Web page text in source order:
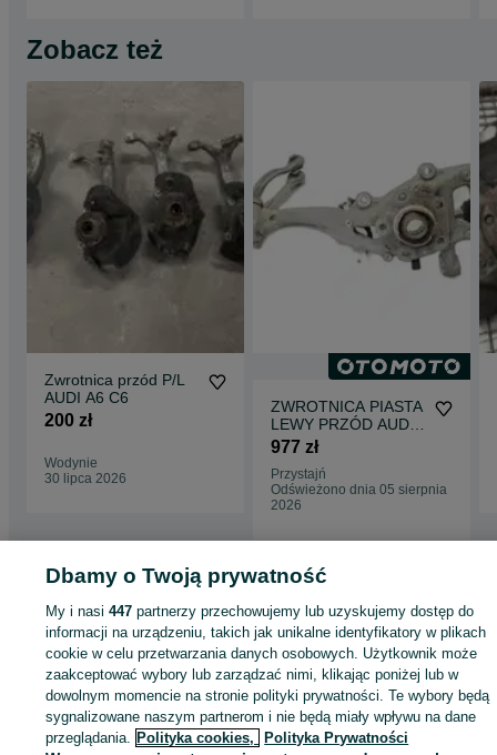
Zobacz też
Zwrotnica przód P/L
AUDI A6 C6
200 zł
Wodynie
30 lipca 2026
ZWROTNICA PIASTA
LEWY PRZÓD AUDI
A6 C8 4K0407241D
977 zł
Przystajń
Odświeżono dnia 05 sierpnia
2026
Opolskie
Osobowe - Szadurczyce
KATEGORIA
ID:985006572 Wyświetlenia:
Dbamy o Twoją prywatność
My i nasi447 partnerzy przechowujemy lub uzyskujemy dostęp do
informacji na urządzeniu, takich jak unikalne identyfikatory w plikach
cookie w celu przetwarzania danych osobowych. Użytkownik może
zaakceptować wybory lub zarządzać nimi, klikając poniżej lub w
dowolnym momencie na stronie polityki prywatności. Te wybory będą
sygnalizowane naszym partnerom i nie będą miały wpływu na dane
przeglądania. Polityka cookies, Polityka Prywatności